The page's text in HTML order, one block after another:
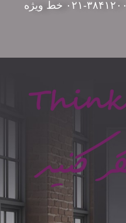
۳۸۴۱۲۰۰۰ خط ویژه